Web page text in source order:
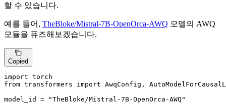
할 수 있습니다.
예를 들어, TheBloke/Mistral-7B-OpenOrca-AWQ 모델의 AWQ
모듈을 퓨즈해보겠습니다.
Copied
import
from transformers import AwqConfig,
model_id =
"TheBloke/Mistral-7B-OpenOrca-AWQ"